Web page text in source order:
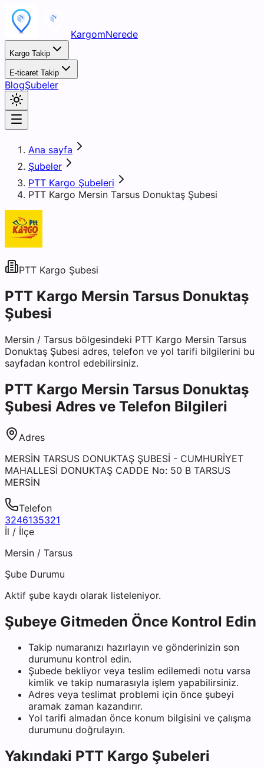
KargomNerede
Kargo Takip
E-ticaret Takip
BlogŞubeler
Ana sayfa
Şubeler
PTT Kargo Şubeleri
PTT Kargo Mersin Tarsus Donuktaş Şubesi
PTT Kargo Şubesi
PTT Kargo Mersin Tarsus Donuktaş
Şubesi
Mersin / Tarsus bölgesindeki PTT Kargo Mersin Tarsus
Donuktaş Şubesi adres, telefon ve yol tarifi bilgilerini bu
sayfadan kontrol edebilirsiniz.
PTT Kargo Mersin Tarsus Donuktaş
Şubesi Adres ve Telefon Bilgileri
Adres
MERSİN TARSUS DONUKTAŞ ŞUBESİ - CUMHURİYET
MAHALLESİ DONUKTAŞ CADDE No: 50 B TARSUS
MERSİN
Telefon
3246135321
İl / İlçe
Mersin / Tarsus
Şube Durumu
Aktif şube kaydı olarak listeleniyor.
Şubeye Gitmeden Önce Kontrol Edin
Takip numaranızı hazırlayın ve gönderinizin son
durumunu kontrol edin.
Şubede bekliyor veya teslim edilemedi notu varsa
kimlik ve takip numarasıyla işlem yapabilirsiniz.
Adres veya teslimat problemi için önce şubeyi
aramak zaman kazandırır.
Yol tarifi almadan önce konum bilgisini ve çalışma
durumunu doğrulayın.
Yakındaki PTT Kargo Şubeleri